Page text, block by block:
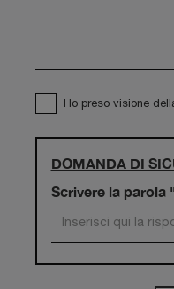
Ho preso visione
DOMANDA DI
Scrivere la parola